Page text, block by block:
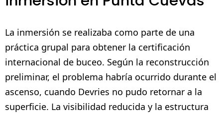
La inmersión se realizaba como parte de una
práctica grupal para obtener la certificación
internacional de buceo. Según la reconstrucción
preliminar, el problema habría ocurrido durante el
ascenso, cuando Devries no pudo retornar a la
superficie. La visibilidad reducida y la estructura